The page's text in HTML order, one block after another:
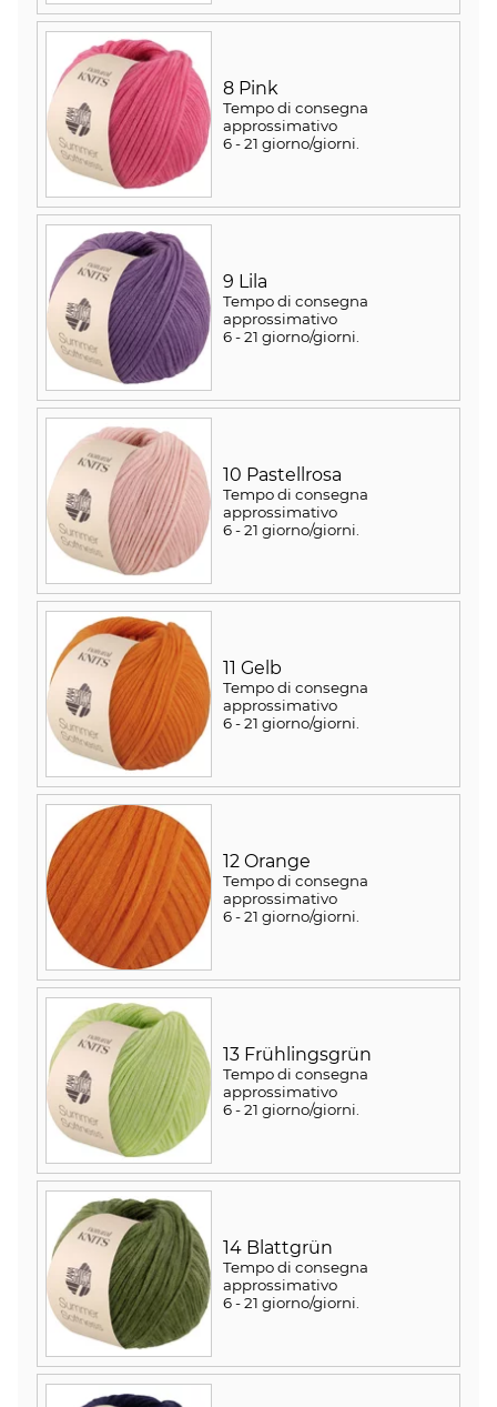
8 Pink
Tempo di consegna
approssimativo
6 - 21 giorno/giorni
9 Lila
Tempo di consegna
approssimativo
6 - 21 giorno/giorni
10 Pastellrosa
Tempo di consegna
approssimativo
6 - 21 giorno/giorni
11 Gelb
Tempo di consegna
approssimativo
6 - 21 giorno/giorni
12 Orange
Tempo di consegna
approssimativo
6 - 21 giorno/giorni
13 Frühlingsgrün
Tempo di consegna
approssimativo
6 - 21 giorno/giorni
14 Blattgrün
Tempo di consegna
approssimativo
6 - 21 giorno/giorni